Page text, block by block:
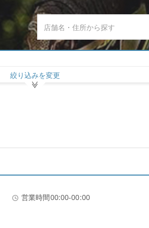
絞り込みを変更
営業時間00:00-00:00